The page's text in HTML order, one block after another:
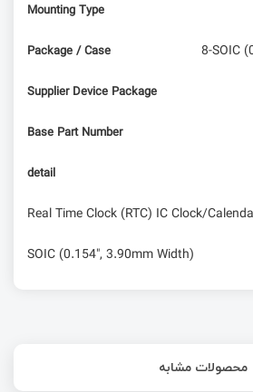
Mounting Type
Package / Case 8-SOIC
Supplier Device Package
Base Part Number
detail
Real Time Clock (RTC) IC Clock/
SOIC (0.154", 3.90mm Width)
محصولات مشابه